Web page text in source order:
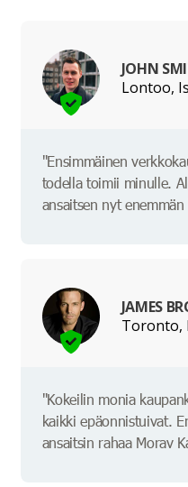
JOHN
Lontoo,
"Ensimmäinen
todella toimii minulle.
ansaitsen nyt
JAMES
Toronto,
"Kokeilin monia
kaikki epäonnistuivat.
ansaitsin rahaa Morav